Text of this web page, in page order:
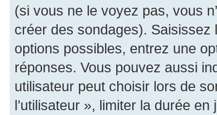
(si vous ne le voyez pas, vous
créer des sondages).
options possibles, entrez une
réponses. Vous pouvez aussi
utilisateur peut choisir lors de
l’utilisateur », limiter la durée